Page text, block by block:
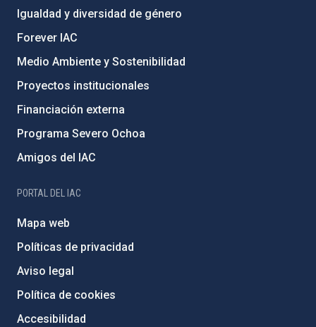
Igualdad y diversidad de género
Forever IAC
Medio Ambiente y Sostenibilidad
Proyectos institucionales
Financiación externa
Programa Severo Ochoa
Amigos del IAC
PORTAL DEL IAC
Mapa web
Políticas de privacidad
Aviso legal
Política de cookies
Accesibilidad